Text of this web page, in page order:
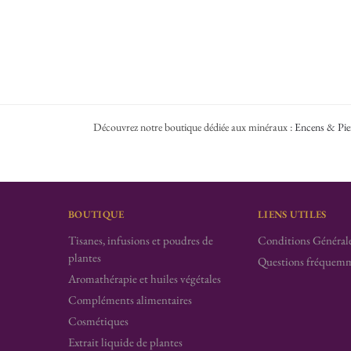
Découvrez notre boutique dédiée aux minéraux :Encens &
BOUTIQUE
Tisanes, infusions et poudres de
plantes
Aromathérapie et huiles végétales
Compléments alimentaires
Cosmétiques
Extrait liquide de plantes
LIENS UTILES
Conditions
Questions